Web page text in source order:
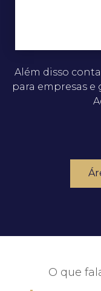
Além disso
para empresas e
O que